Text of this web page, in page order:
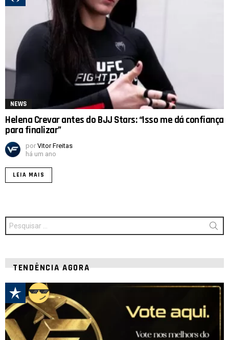
NEWS
Helena Crevar antes do BJJ Stars: “Isso me dá confiança
para finalizar”
por Vitor Freitas
há um ano
LEIA MAIS
Procurar
por:
TENDÊNCIA AGORA